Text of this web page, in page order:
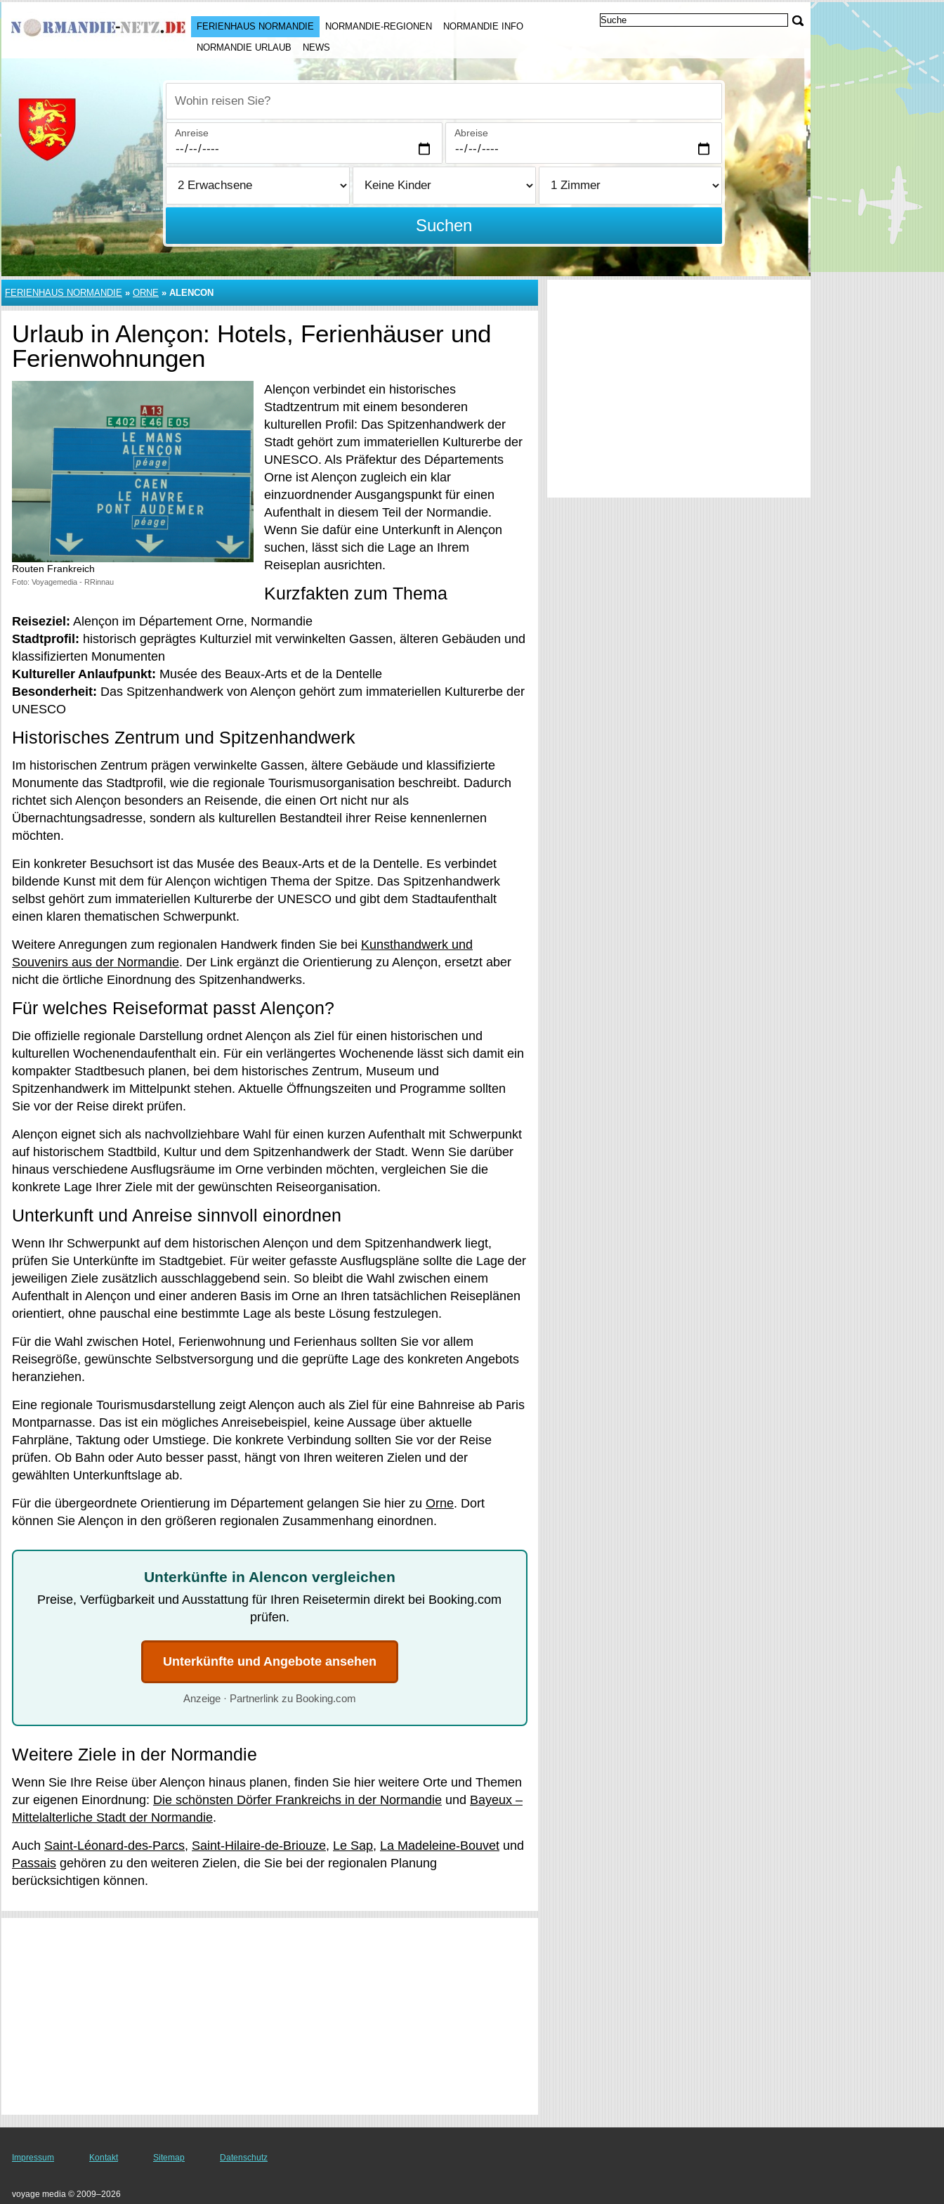
FERIENHAUS NORMANDIE NORMANDIE-REGIONEN
NORMANDIE INFO
NORMANDIE URLAUB
NEWS
Wohin reisen Sie?
Anreise Abreise
Suchen
FERIENHAUS NORMANDIE » ORNE » ALENCON
Urlaub in Alençon: Hotels, Ferienhäuser und
Ferienwohnungen
Routen Frankreich
Foto: Voyagemedia - RRinnau
Alençon verbindet ein historisches
Stadtzentrum mit einem besonderen
kulturellen Profil: Das Spitzenhandwerk der
Stadt gehört zum immateriellen Kulturerbe der
UNESCO. Als Präfektur des Départements
Orne ist Alençon zugleich ein klar
einzuordnender Ausgangspunkt für einen
Aufenthalt in diesem Teil der Normandie.
Wenn Sie dafür eine Unterkunft in Alençon
suchen, lässt sich die Lage an Ihrem
Reiseplan ausrichten.
Kurzfakten zum Thema
Reiseziel: Alençon im Département Orne, Normandie
Stadtprofil: historisch geprägtes Kulturziel mit verwinkelten Gassen, älteren Gebäuden und
klassifizierten Monumenten
Kultureller Anlaufpunkt: Musée des Beaux-Arts et de la Dentelle
Besonderheit: Das Spitzenhandwerk von Alençon gehört zum immateriellen Kulturerbe der
UNESCO
Historisches Zentrum und Spitzenhandwerk
Im historischen Zentrum prägen verwinkelte Gassen, ältere Gebäude und klassifizierte
Monumente das Stadtprofil, wie die regionale Tourismusorganisation beschreibt. Dadurch
richtet sich Alençon besonders an Reisende, die einen Ort nicht nur als
Übernachtungsadresse, sondern als kulturellen Bestandteil ihrer Reise kennenlernen
möchten.
Ein konkreter Besuchsort ist das Musée des Beaux-Arts et de la Dentelle. Es verbindet
bildende Kunst mit dem für Alençon wichtigen Thema der Spitze. Das Spitzenhandwerk
selbst gehört zum immateriellen Kulturerbe der UNESCO und gibt dem Stadtaufenthalt
einen klaren thematischen Schwerpunkt.
Weitere Anregungen zum regionalen Handwerk finden Sie bei Kunsthandwerk und
Souvenirs aus der Normandie. Der Link ergänzt die Orientierung zu Alençon, ersetzt aber
nicht die örtliche Einordnung des Spitzenhandwerks.
Für welches Reiseformat passt Alençon?
Die offizielle regionale Darstellung ordnet Alençon als Ziel für einen historischen und
kulturellen Wochenendaufenthalt ein. Für ein verlängertes Wochenende lässt sich damit ein
kompakter Stadtbesuch planen, bei dem historisches Zentrum, Museum und
Spitzenhandwerk im Mittelpunkt stehen. Aktuelle Öffnungszeiten und Programme sollten
Sie vor der Reise direkt prüfen.
Alençon eignet sich als nachvollziehbare Wahl für einen kurzen Aufenthalt mit Schwerpunkt
auf historischem Stadtbild, Kultur und dem Spitzenhandwerk der Stadt. Wenn Sie darüber
hinaus verschiedene Ausflugsräume im Orne verbinden möchten, vergleichen Sie die
konkrete Lage Ihrer Ziele mit der gewünschten Reiseorganisation.
Unterkunft und Anreise sinnvoll einordnen
Wenn Ihr Schwerpunkt auf dem historischen Alençon und dem Spitzenhandwerk liegt,
prüfen Sie Unterkünfte im Stadtgebiet. Für weiter gefasste Ausflugspläne sollte die Lage der
jeweiligen Ziele zusätzlich ausschlaggebend sein. So bleibt die Wahl zwischen einem
Aufenthalt in Alençon und einer anderen Basis im Orne an Ihren tatsächlichen Reiseplänen
orientiert, ohne pauschal eine bestimmte Lage als beste Lösung festzulegen.
Für die Wahl zwischen Hotel, Ferienwohnung und Ferienhaus sollten Sie vor allem
Reisegröße, gewünschte Selbstversorgung und die geprüfte Lage des konkreten Angebots
heranziehen.
Eine regionale Tourismusdarstellung zeigt Alençon auch als Ziel für eine Bahnreise ab Paris
Montparnasse. Das ist ein mögliches Anreisebeispiel, keine Aussage über aktuelle
Fahrpläne, Taktung oder Umstiege. Die konkrete Verbindung sollten Sie vor der Reise
prüfen. Ob Bahn oder Auto besser passt, hängt von Ihren weiteren Zielen und der
gewählten Unterkunftslage ab.
Für die übergeordnete Orientierung im Département gelangen Sie hier zu Orne. Dort
können Sie Alençon in den größeren regionalen Zusammenhang einordnen.
Unterkünfte in Alencon vergleichen
Preise, Verfügbarkeit und Ausstattung für Ihren Reisetermin direkt bei Booking.com
prüfen.
Unterkünfte und Angebote ansehen
Anzeige · Partnerlink zu Booking.com
Weitere Ziele in der Normandie
Wenn Sie Ihre Reise über Alençon hinaus planen, finden Sie hier weitere Orte und Themen
zur eigenen Einordnung: Die schönsten Dörfer Frankreichs in der Normandie und Bayeux –
Mittelalterliche Stadt der Normandie.
Auch Saint-Léonard-des-Parcs, Saint-Hilaire-de-Briouze, Le Sap, La Madeleine-Bouvet und
Passais gehören zu den weiteren Zielen, die Sie bei der regionalen Planung
berücksichtigen können.
Impressum Kontakt Sitemap Datenschutz
voyage media © 2009–2026